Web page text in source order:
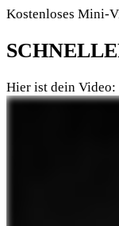
Kostenloses Mini-
Hier ist dein Video: